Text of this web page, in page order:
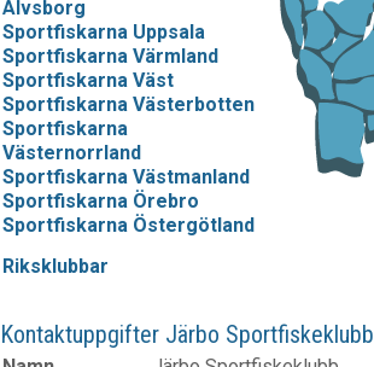
Älvsborg
Sportfiskarna Uppsala
Sportfiskarna Värmland
Sportfiskarna Väst
Sportfiskarna Västerbotten
Sportfiskarna
Västernorrland
Sportfiskarna Västmanland
Sportfiskarna Örebro
Sportfiskarna Östergötland
Riksklubbar
Kontaktuppgifter Järbo Sportfiskeklubb